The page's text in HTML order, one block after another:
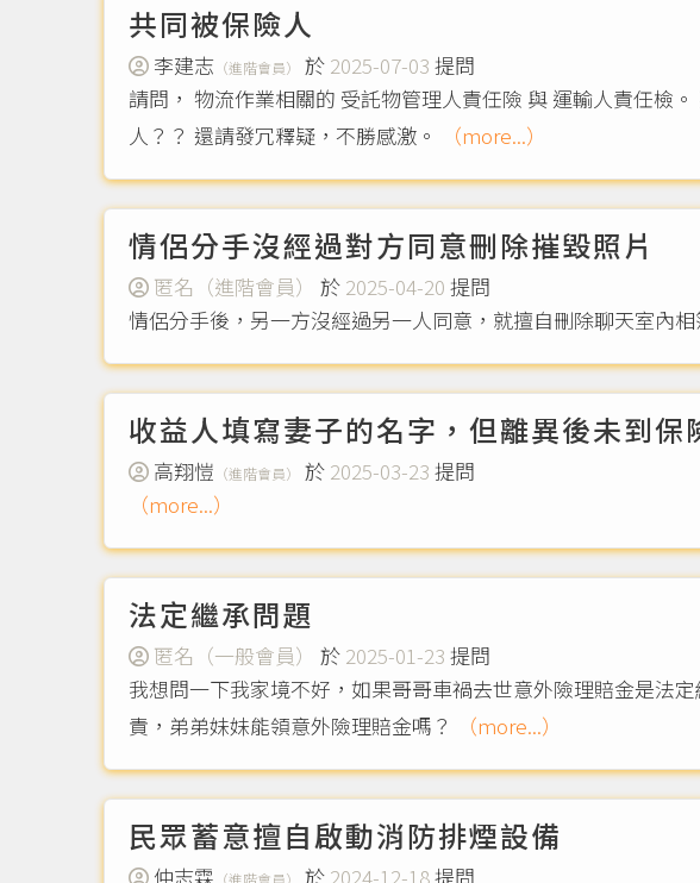
共同被保險人
李建志 （進階會員） 於 2025-07-03 提問
請問， 物流作業相關的 受託物管理人責任險 與 運輸人責任檢。 要保人／保險人為受託人（倉儲業者／運輸業者） ， 請問 貨主 是否能列為 共同被保險
人？？ 還請發冗釋疑，不勝感激。
（more...）
情侶分手沒經過對方同意刪除摧毀照片
匿名（進階會員） 於 2025-04-20 提問
情侶分手後，另一方沒經過另一人同意，就擅自刪除聊天室內
收益人填寫妻子的名字，但離異後未到
高翔愷 （進階會員） 於 2025-03-23 提問
（more...）
法定繼承問題
匿名（一般會員） 於 2025-01-23 提問
我想問一下我家境不好，如果哥哥車禍去世意外險理賠金是法
責，弟弟妹妹能領意外險理賠金嗎？
（more...）
民眾蓄意擅自啟動消防排煙設備
仲志霖 （進階會員） 於 2024-12-18提問